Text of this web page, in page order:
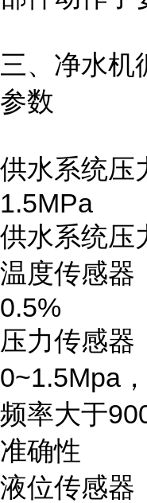
三、净水机
参数
供水系统压
1.5MPa
供水系统压
温度传感
0.5%
压力传感器
0~1.5Mpa
频率大于
准确性
液位传感器